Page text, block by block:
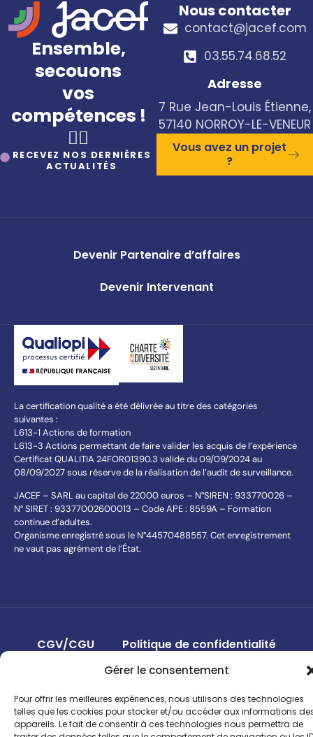
Gérer le consentement
Pour offrir les meilleures expériences, nous utilisons des technologies
telles que les cookies pour stocker et/ou accéder aux informations
appareils. Le fait de consentir à ces technologies nous permettra de
Ensemble,
secouons
vos
compétences !
🤸‍♀️
RECEVEZ NOS DERNIÈRES
ACTUALITÉS
Nous contacter
contact@jacef.com
03.55.74.68.52​
Adresse
7 Rue Jean-Louis Étienne,
57140 NORROY-LE-VENEUR
Vous avez un projet
?
Devenir Partenaire d’affaires
Devenir Intervenant
La certification qualité a été délivrée au titre des catégories
suivantes :
L613-1 Actions de formation
L613-3 Actions permettant de faire valider les acquis de l’expérience
Certificat QUALITIA 24FOR01390.3 valide du 09/09/2024 au
08/09/2027 sous réserve de la réalisation de l’audit de surveillance.
JACEF – SARL au capital de 22000 euros – N°SIREN : 933770026 –
N° SIRET : 93377002600013 – Code APE : 8559A – Formation
continue d’adultes.
Organisme enregistré sous le N°44570488557. Cet enregistrement
ne vaut pas agrément de l’État.
CGV/CGU
Politique de confidentialité
Mentions légales